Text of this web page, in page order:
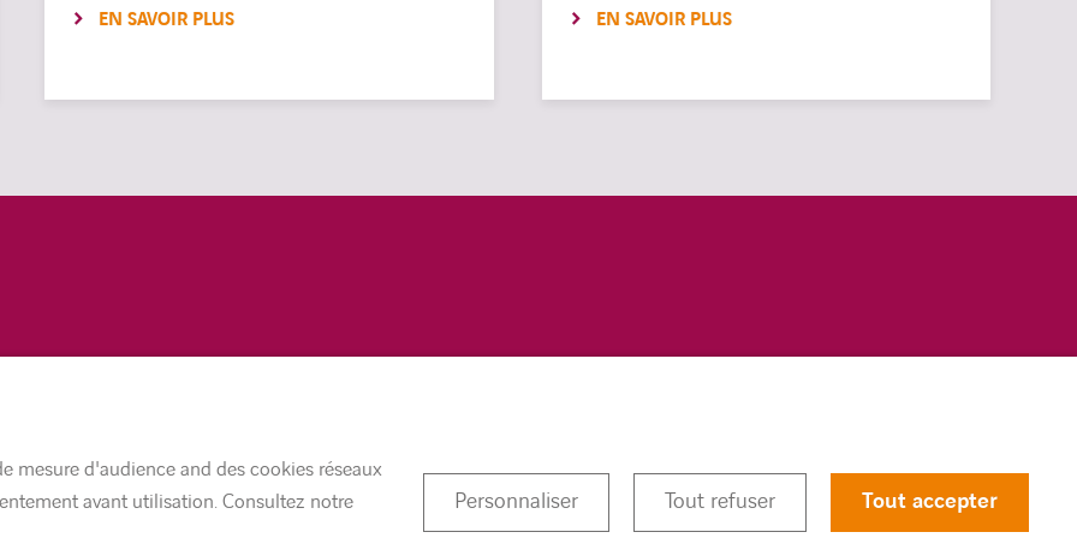
EN SAVOIR PLUS EN SAVOIR PLUS
mesure d'audience and des cookies réseaux
avant utilisation. Consultez notre
Personnaliser Tout refuser Tout accepter